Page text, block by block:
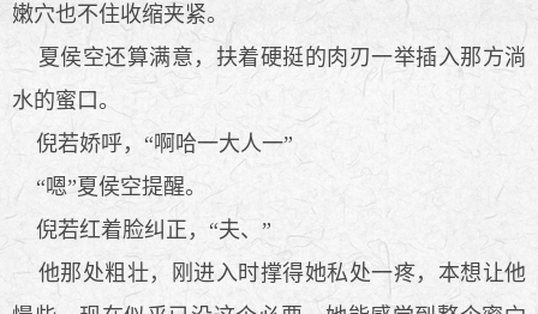
嫩穴也不住收缩夹紧。
夏侯空还算满意，扶着硬挺的肉刃一举插入那方淌
水的蜜口。
倪若娇呼，“啊哈一大人一”
“嗯”夏侯空提醒。
倪若红着脸纠正，“夫、”
他那处粗壮，刚进入时撑得她私处一疼，本想让他